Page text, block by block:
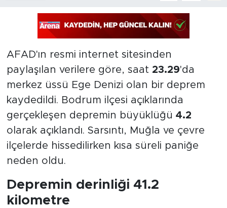
AFAD'ın resmi internet sitesinden
paylaşılan verilere göre, saat 23.29'da
merkez üssü Ege Denizi olan bir deprem
kaydedildi. Bodrum ilçesi açıklarında
gerçekleşen depremin büyüklüğü 4.2
olarak açıklandı. Sarsıntı, Muğla ve çevre
ilçelerde hissedilirken kısa süreli paniğe
neden oldu.
Depremin derinliği 41.2
kilometre